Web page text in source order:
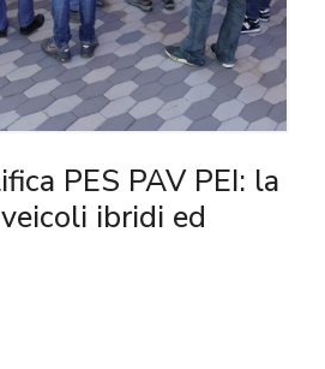
PES PAV PEI: la
ibridi ed